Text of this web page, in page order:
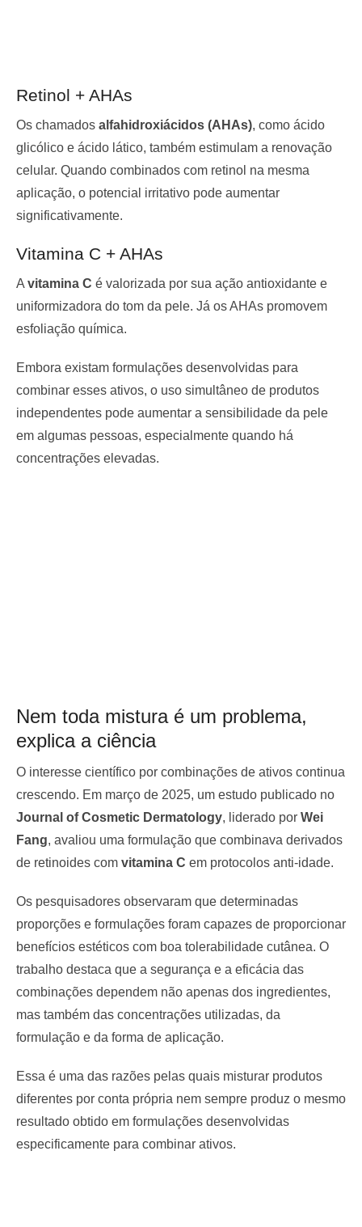
Retinol + AHAs
Os chamados alfahidroxiácidos (AHAs), como ácido
glicólico e ácido lático, também estimulam a renovação
celular. Quando combinados com retinol na mesma
aplicação, o potencial irritativo pode aumentar
significativamente.
Vitamina C + AHAs
A vitamina C é valorizada por sua ação antioxidante e
uniformizadora do tom da pele. Já os AHAs promovem
esfoliação química.
Embora existam formulações desenvolvidas para
combinar esses ativos, o uso simultâneo de produtos
independentes pode aumentar a sensibilidade da pele
em algumas pessoas, especialmente quando há
concentrações elevadas.
Nem toda mistura é um problema,
explica a ciência
O interesse científico por combinações de ativos continua
crescendo. Em março de 2025, um estudo publicado no
Journal of Cosmetic Dermatology, liderado por Wei
Fang, avaliou uma formulação que combinava derivados
de retinoides com vitamina C em protocolos anti-idade.
Os pesquisadores observaram que determinadas
proporções e formulações foram capazes de proporcionar
benefícios estéticos com boa tolerabilidade cutânea. O
trabalho destaca que a segurança e a eficácia das
combinações dependem não apenas dos ingredientes,
mas também das concentrações utilizadas, da
formulação e da forma de aplicação.
Essa é uma das razões pelas quais misturar produtos
diferentes por conta própria nem sempre produz o mesmo
resultado obtido em formulações desenvolvidas
especificamente para combinar ativos.